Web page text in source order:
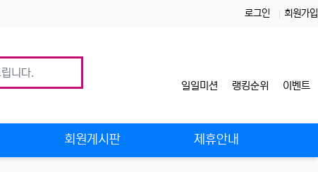
로그인 회원가입
일일미션 랭킹순위 이벤트
회원게시판 제휴안내